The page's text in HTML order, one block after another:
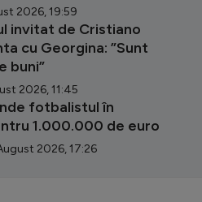
2026, 19:59
invitat de Cristiano
cu Georgina: ”Sunt
buni”
2026, 11:45
fotbalistul în
1.000.000 de euro
2026, 17:26